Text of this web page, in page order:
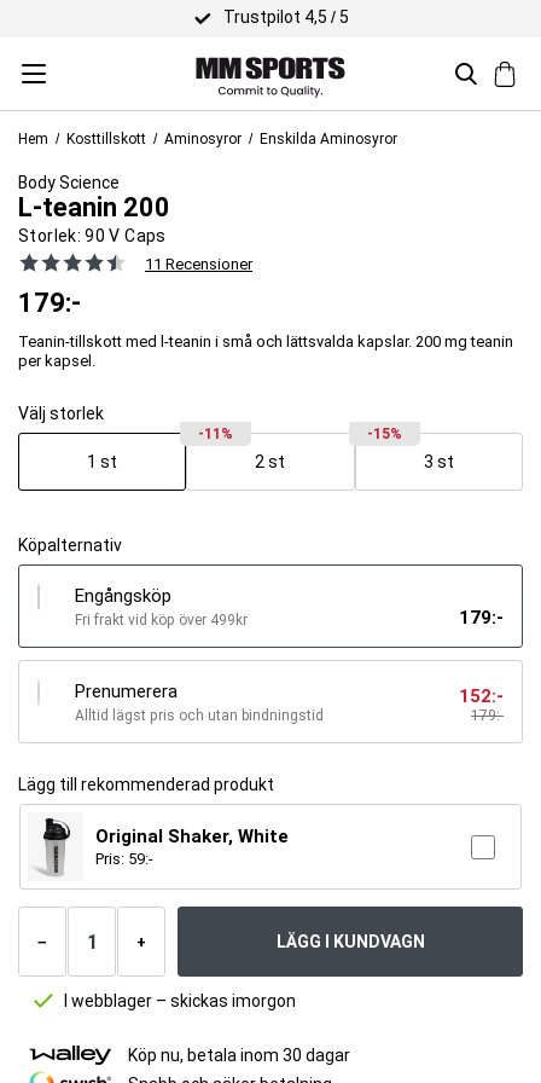
Trustpilot 4,5 / 5
Hem Kosttillskott Aminosyror Enskilda Aminosyror
Body Science
L-teanin 200
Storlek: 90 V Caps
11 Recensioner
179:-
Teanin-tillskott med l-teanin i små och lättsvalda kapslar. 200 mg teanin
per kapsel.
Välj storlek
1 st
-11%
2 st
-15%
3 st
Köpalternativ
Engångsköp
Fri frakt vid köp över 499kr 179:-
Prenumerera
Alltid lägst pris och utan bindningstid 179:-
152:-
Lägg till rekommenderad produkt
Original Shaker, White
Pris: 59:-
−
Antal
+ LÄGG I KUNDVAGN
I webblager – skickas imorgon
Köp nu, betala inom 30 dagar